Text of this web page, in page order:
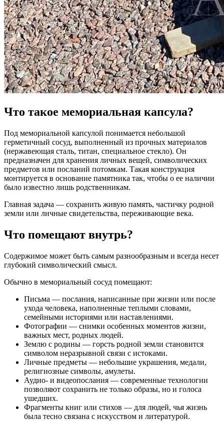
Что такое мемориальная капсула?
Под мемориальной капсулой понимается небольшой
герметичный сосуд, выполненный из прочных материалов
(нержавеющая сталь, титан, специальное стекло). Он
предназначен для хранения личных вещей, символических
предметов или посланий потомкам. Такая конструкция
монтируется в основание памятника так, чтобы о ее наличии
было известно лишь родственникам.
Главная задача — сохранить живую память, частичку родной
земли или личные свидетельства, переживающие века.
Что помещают внутрь?
Содержимое может быть самым разнообразным и всегда несет
глубокий символический смысл.
Обычно в мемориальный сосуд помещают:
Письма — послания, написанные при жизни или после
ухода человека, наполненные теплыми словами,
семейными историями или наставлениями.
Фотографии — снимки особенных моментов жизни,
важных мест, родных людей.
Землю с родины — горсть родной земли становится
символом неразрывной связи с истоками.
Личные предметы — небольшие украшения, медали,
религиозные символы, амулеты.
Аудио- и видеопослания — современные технологии
позволяют сохранить не только образы, но и голоса
ушедших.
Фрагменты книг или стихов — для людей, чья жизнь
была тесно связана с искусством и литературой.